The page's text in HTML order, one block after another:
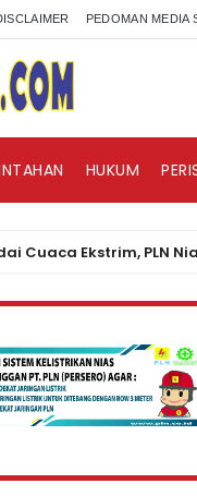
PEDOMAN MEDIA
HUKUM
Ekstrim, PLN Nias